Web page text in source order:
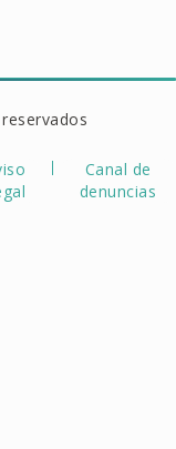
Canal de
denuncias